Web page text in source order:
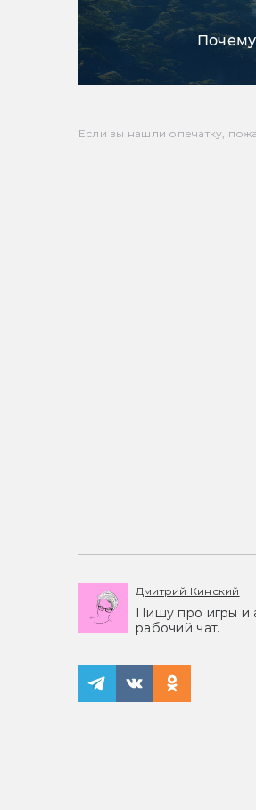
Если вы нашли опечатку,
Дмитрий Кинский
Пишу про игры и
рабочий чат.